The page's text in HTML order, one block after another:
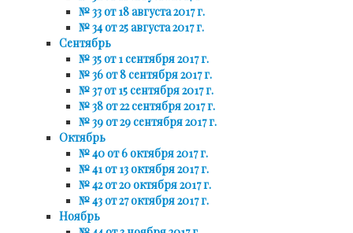
№ 33 от 18 августа 2017 г.
№ 34 от 25 августа 2017 г.
Сентябрь
№ 35 от 1 сентября 2017 г.
№ 36 от 8 сентября 2017 г.
№ 37 от 15 сентября 2017 г.
№ 38 от 22 сентября 2017 г.
№ 39 от 29 сентября 2017 г.
Октябрь
№ 40 от 6 октября 2017 г.
№ 41 от 13 октября 2017 г.
№ 42 от 20 октября 2017 г.
№ 43 от 27 октября 2017 г.
Ноябрь